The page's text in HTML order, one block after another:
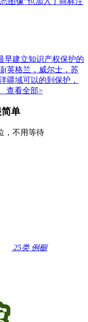
早建立知识产权保护的
(英格兰，威尔士，苏
疆域可以的到保护，
查看全部>
单
，不用等待
25类 例橱